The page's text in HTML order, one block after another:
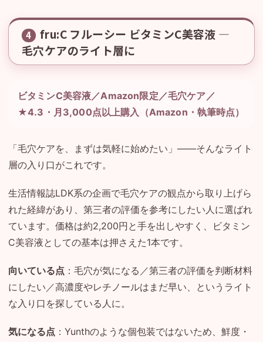
4
fru:C フルーシー ビタミンC美容液 —
毛穴ケアのライト層に
ビタミンC美容液／Amazon限定／毛穴ケア／
★4.3・月3,000点以上購入（Amazon・執筆時点）
「毛穴ケアを、まずは気軽に始めたい」——そんなライト
層の入り口がこれです。
生活情報誌LDK系の企画で毛穴ケアの観点から取り上げら
れた経緯があり、第三者の評価を参考にしたい人に選ばれ
ています。価格は約2,200円と手を出しやすく、ビタミン
C美容液としての基本は押さえた1本です。
向いている点 ：毛穴が気になる／第三者の評価を判断材料
にしたい／高濃度やレチノールはまだ早い、というライト
な入り口を探している人に。
気になる点 ：Yunthのような個包装ではないため、鮮度・